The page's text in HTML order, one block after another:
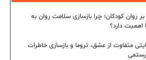
روان کودکان؛ چرا بازسازی سلامت روان به
اهمیت دارد؟
متفاوت از عشق، تروما و بازسازی خاطرات